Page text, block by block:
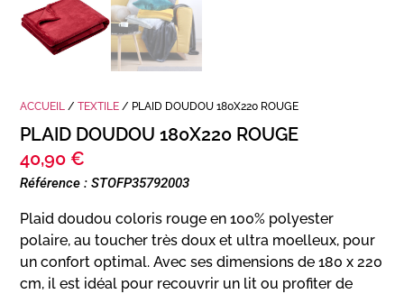
ACCUEIL /TEXTILE / PLAID DOUDOU 180X220 ROUGE
PLAID DOUDOU 180X220 ROUGE
40,90 €
Référence : STOFP35792003
Plaid doudou coloris rouge en 100% polyester
polaire, au toucher très doux et ultra moelleux, pour
un confort optimal. Avec ses dimensions de 180 x 220
cm, il est idéal pour recouvrir un lit ou profiter de